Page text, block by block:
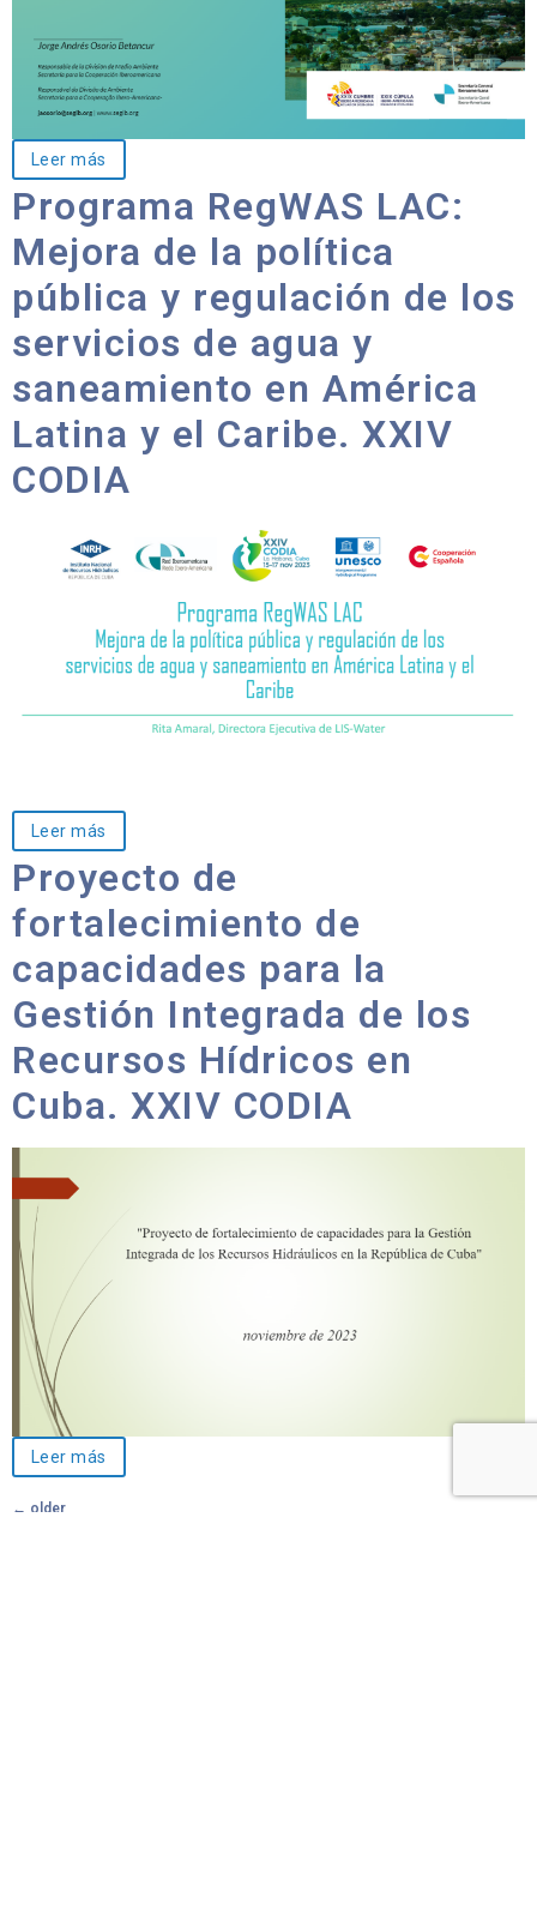
Leer más
Programa RegWAS LAC:
Mejora de la política
pública y regulación de los
servicios de agua y
saneamiento en América
Latina y el Caribe. XXIV
CODIA
Leer más
Proyecto de
fortalecimiento de
capacidades para la
Gestión Integrada de los
Recursos Hídricos en
Cuba. XXIV CODIA
Leer más
← older